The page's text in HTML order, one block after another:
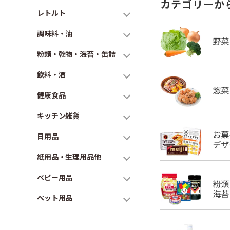
レトルト
調味料・油
粉類・乾物・海苔・缶詰
飲料・酒
健康食品
キッチン雑貨
日用品
紙用品・生理用品他
ベビー用品
ペット用品
カテゴリーか